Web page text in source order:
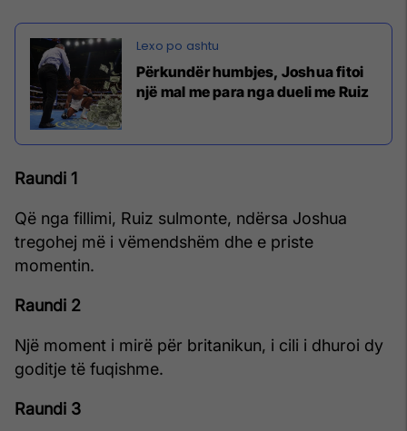
Përkundër humbjes, Joshua fitoi
një mal me para nga dueli me Ruiz
Raundi 1
Që nga fillimi, Ruiz sulmonte, ndërsa Joshua
tregohej më i vëmendshëm dhe e priste
momentin.
Raundi 2
Një moment i mirë për britanikun, i cili i dhuroi dy
goditje të fuqishme.
Raundi 3